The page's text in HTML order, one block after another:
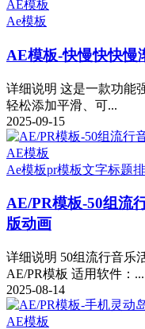
AE模板
Ae模板
AE模板-快慢快快慢
详细说明 这是一款功能
轻松添加平滑、可...
2025-09-15
AE模板
Ae模板pr模板文字标题
AE/PR模板-50组流
版动画
详细说明 50组流行音乐
AE/PR模板 适用软件：...
2025-08-14
AE模板